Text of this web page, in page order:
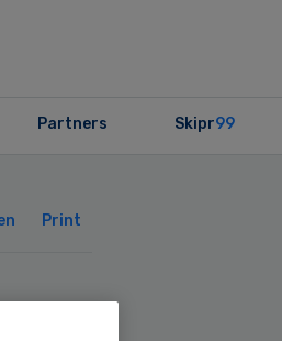
Partners Skipr99
Print